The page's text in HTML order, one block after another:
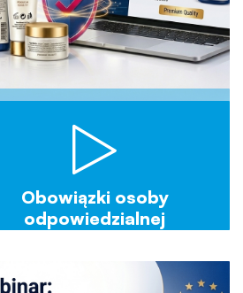
Obowiązki osoby
odpowiedzialnej